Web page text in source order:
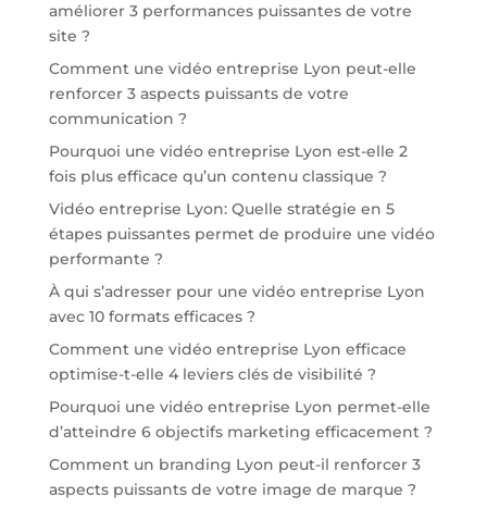
améliorer 3 performances puissantes de votre
site ?
Comment une vidéo entreprise Lyon peut-elle
renforcer 3 aspects puissants de votre
communication ?
Pourquoi une vidéo entreprise Lyon est-elle 2
fois plus efficace qu’un contenu classique ?
Vidéo entreprise Lyon: Quelle stratégie en 5
étapes puissantes permet de produire une vidéo
performante ?
À qui s’adresser pour une vidéo entreprise Lyon
avec 10 formats efficaces ?
Comment une vidéo entreprise Lyon efficace
optimise-t-elle 4 leviers clés de visibilité ?
Pourquoi une vidéo entreprise Lyon permet-elle
d’atteindre 6 objectifs marketing efficacement ?
Comment un branding Lyon peut-il renforcer 3
aspects puissants de votre image de marque ?